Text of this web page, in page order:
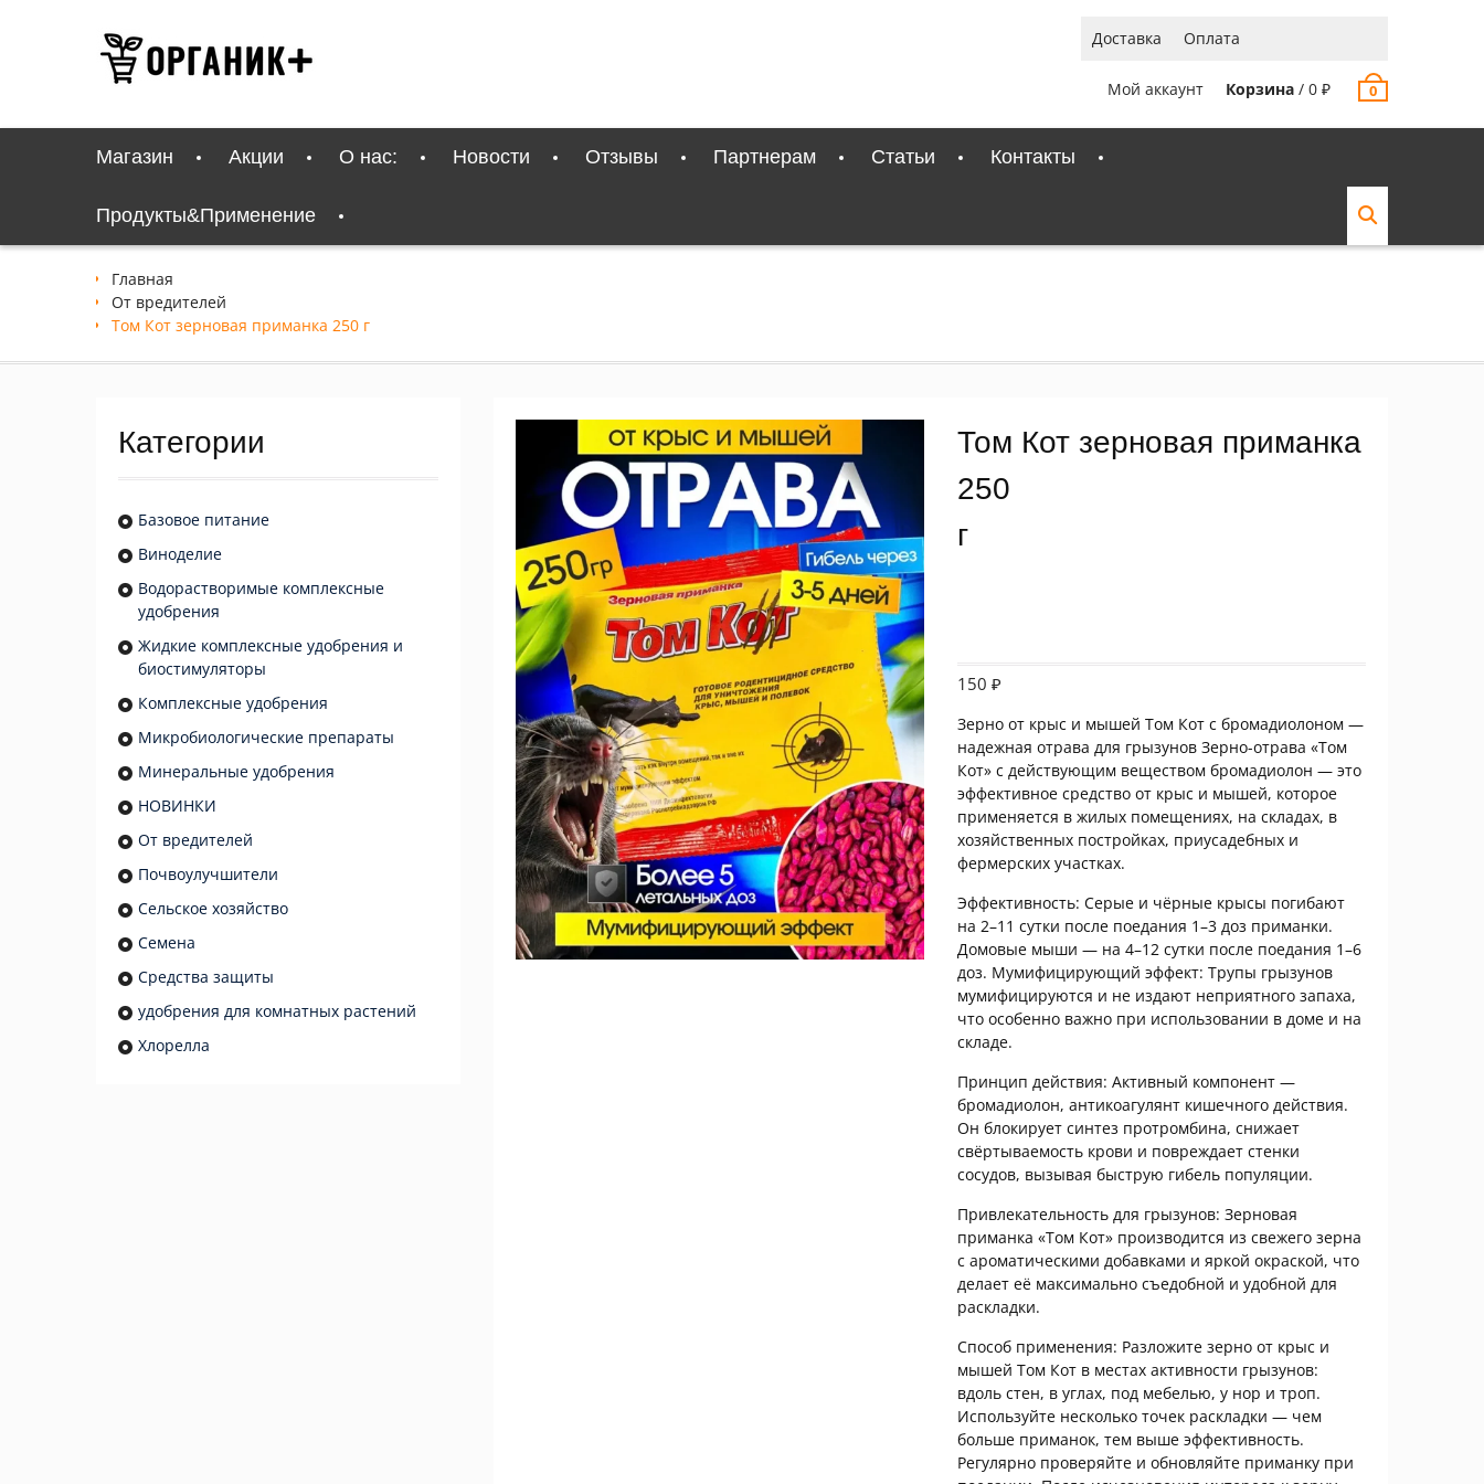
содержимому
Доставка Оплата
Мой аккаунт Корзина / 0 ₽ 0
Магазин Акции О нас: Новости Отзывы Партнерам Статьи Контакты
Продукты&Применение
Главная
От вредителей
Том Кот зерновая приманка 250 г
Том Кот зерновая приманка
250
г
150₽
Зерно от крыс и мышей Том Кот с бромадиолоном —
надежная отрава для грызунов Зерно-отрава «Том
Кот» с действующим веществом бромадиолон — это
эффективное средство от крыс и мышей, которое
применяется в жилых помещениях, на складах, в
хозяйственных постройках, приусадебных и
фермерских участках.
Эффективность: Серые и чёрные крысы погибают
на 2–11 сутки после поедания 1–3 доз приманки.
Домовые мыши — на 4–12 сутки после поедания 1–6
доз. Мумифицирующий эффект: Трупы грызунов
мумифицируются и не издают неприятного запаха,
что особенно важно при использовании в доме и на
складе.
Принцип действия: Активный компонент —
бромадиолон, антикоагулянт кишечного действия.
Он блокирует синтез протромбина, снижает
свёртываемость крови и повреждает стенки
сосудов, вызывая быструю гибель популяции.
Привлекательность для грызунов: Зерновая
приманка «Том Кот» производится из свежего зерна
с ароматическими добавками и яркой окраской, что
делает её максимально съедобной и удобной для
раскладки.
Способ применения: Разложите зерно от крыс и
мышей Том Кот в местах активности грызунов:
вдоль стен, в углах, под мебелью, у нор и троп.
Используйте несколько точек раскладки — чем
больше приманок, тем выше эффективность.
Регулярно проверяйте и обновляйте приманку при
Категории
Базовое питание
Виноделие
Водорастворимые комплексные
удобрения
Жидкие комплексные удобрения и
биостимуляторы
Комплексные удобрения
Микробиологические препараты
Минеральные удобрения
НОВИНКИ
От вредителей
Почвоулучшители
Сельское хозяйство
Семена
Средства защиты
удобрения для комнатных растений
Хлорелла